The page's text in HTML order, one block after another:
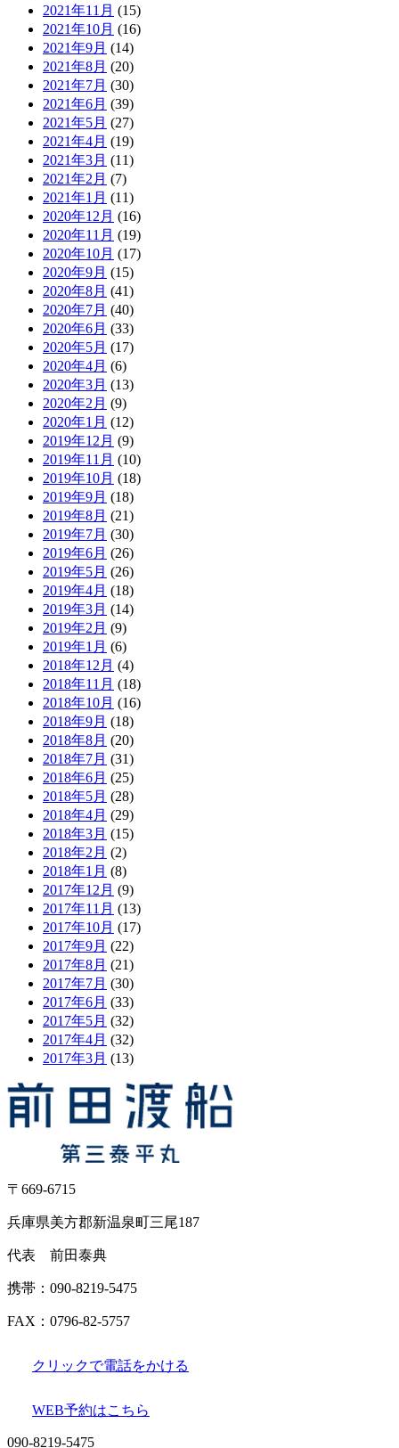
2021年11月 (15)
2021年10月 (16)
2021年9月 (14)
2021年8月 (20)
2021年7月 (30)
2021年6月 (39)
2021年5月 (27)
2021年4月 (19)
2021年3月 (11)
2021年2月 (7)
2021年1月 (11)
2020年12月 (16)
2020年11月 (19)
2020年10月 (17)
2020年9月 (15)
2020年8月 (41)
2020年7月 (40)
2020年6月 (33)
2020年5月 (17)
2020年4月 (6)
2020年3月 (13)
2020年2月 (9)
2020年1月 (12)
2019年12月 (9)
2019年11月 (10)
2019年10月 (18)
2019年9月 (18)
2019年8月 (21)
2019年7月 (30)
2019年6月 (26)
2019年5月 (26)
2019年4月 (18)
2019年3月 (14)
2019年2月 (9)
2019年1月 (6)
2018年12月 (4)
2018年11月 (18)
2018年10月 (16)
2018年9月 (18)
2018年8月 (20)
2018年7月 (31)
2018年6月 (25)
2018年5月 (28)
2018年4月 (29)
2018年3月 (15)
2018年2月 (2)
2018年1月 (8)
2017年12月 (9)
2017年11月 (13)
2017年10月 (17)
2017年9月 (22)
2017年8月 (21)
2017年7月 (30)
2017年6月 (33)
2017年5月 (32)
2017年4月 (32)
2017年3月 (13)
〒669-6715
兵庫県美方郡新温泉町三尾187
代表 前田泰典
携帯：090-8219-5475
FAX：0796-82-5757
クリックで電話をかける
WEB予約はこちら
090-8219-5475